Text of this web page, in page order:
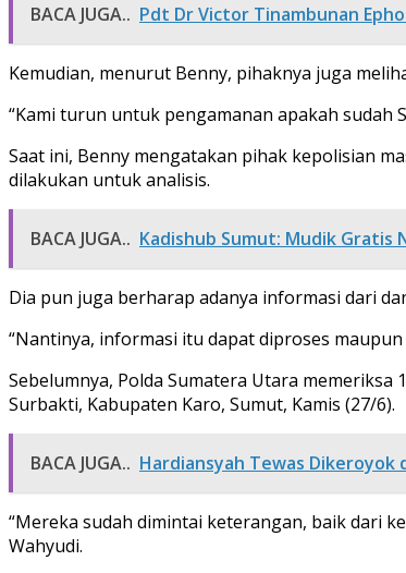
BACA JUGA.. Pdt Dr Victor Tinambunan
Kemudian, menurut Benny, pihaknya juga
“Kami turun untuk pengamanan apakah sudah
Saat ini, Benny mengatakan pihak kepolisian
dilakukan untuk analisis.
BACA JUGA.. Kadishub Sumut: Mudik Gratis
Dia pun juga berharap adanya informasi dari
“Nantinya, informasi itu dapat diproses
Sebelumnya, Polda Sumatera Utara
Surbakti, Kabupaten Karo, Sumut, Kamis (27/6).
BACA JUGA.. Hardiansyah Tewas Dikeroyok
“Mereka sudah dimintai keterangan, baik dari
Wahyudi.